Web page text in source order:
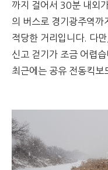
까지 걸어서 30분 내외
의 버스로 경기광주역까
적당한 거리입니다. 다
신고 걷기가 조금 어렵
최근에는 공유 전동킥보